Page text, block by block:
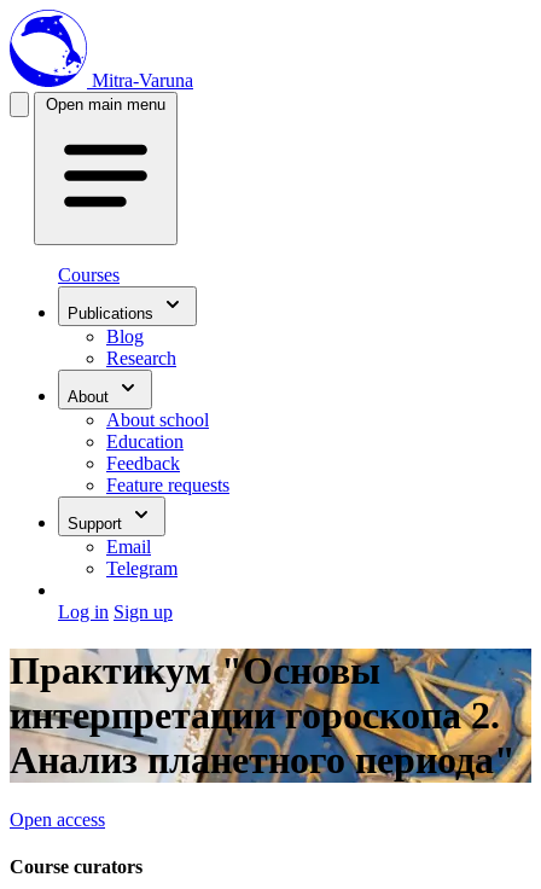
Mitra-Varuna
Open main menu
Courses
Publications
Blog
Research
About
About school
Education
Feedback
Feature requests
Support
Email
Telegram
Log in Sign up
Практикум "Основы
интерпретации гороскопа 2.
Анализ планетного периода"
Open access
Course curators